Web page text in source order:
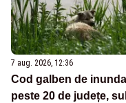
7 aug. 2026, 12:36
Cod galben de
peste 20 de județe,